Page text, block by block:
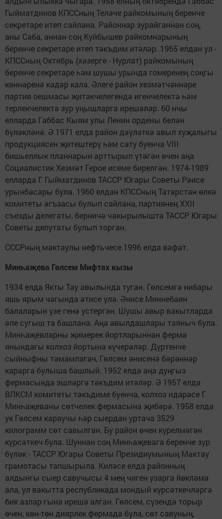
Гыйматдинов КПССның Теләче райкомының беренче
секретаре итеп сайлана. Районнар зурайганнан соң,
аны Саба, аннан соң Куйбышев райкомнарының
беренче секретаре итеп тәкъдим итәләр. 1965 елдан ул -
КПССның Октябрь (хәзерге - Нурлат) райкомының
беренче секретаре һәм шушы урында гомеренең соңгы
көннәренә кадәр кала. Әлеге район хезмәтчәннәре
партия оешмасы җитәкчелегендә игенчелектә һәм
терлекчелектә зур уңышларга ирешәләр. 60 нчы
елларда Габбас Кыям улы Ленин ордены белән
бүләкләнә. Ә 1971 елда район дәүләткә авыл хуҗалыгы
продукциясен җитештерү һәм сату буенча VIII
бишьеллык планнарын арттырып үтәгән өчен аңа
Социалистик Хезмәт Герое исеме бирелгән. 1974-1989
елларда Г. Гыйматдинов ТАССР Югары Советы Рәисе
урынбасары була. 1960 елдан КПССның Татарстан өлкә
комитеты әгъзасы булып сайлана, партиянең XXII
съезды делегаты, берничә чакырылышта ТАССР Югары
Советы депутаты булып торган.
СССРның мактаулы нефтьчесе.1996 елда вафат.
Минһаҗева Гөлсем Мифтах кызы
1934 елда Якты Тау авылында туган. Гөлсемгә нибары
яшь ярым чагында әтисе үлә. Әнисе Миннебаян
балаларын үзе генә үстергән. Шушы авыр вакытларда
әле сугыш та башлана. Аңа авылдашлары таяныч була.
Минһаҗевларны җимерек йортларыннан ферма
янындагы колхоз йортына күчерәләр. Дүртенче
сыйныфны тәмамлагач, Гөлсем әнисенә бәрәннәр
карарга булыша башлый. 1952 елда аңа дуңгыз
фермасында эшләргә тәкъдим итәләр. Ә 1957 елда
ВЛКСМ комитеты тәкъдиме буенча, колхоз идарәсе Г.
Минһаҗеваны сөтчелек фермасына җибәрә. 1958 елда
ук Гөлсем караучы һәр сыердан уртача 3529
килограмм сөт савылган. Бу район өчен күрелмәгән
күрсәткеч була. Шуннан соң Минһаҗевага беренче зур
бүләк - ТАССР Югары Советы Президиумының Мактау
грамотасы тапшырыла. Киләсе елда районның
алдынгы сыер савучысы 4 мең чиген узарга йөкләмә
ала, ул вакытта республикада мондый күрсәткечләргә
бик азлар гына ирешә алган. Гөлсем, сүзендә торыр
өчен, көн-төн диярлек фермада була, сөт савуның,